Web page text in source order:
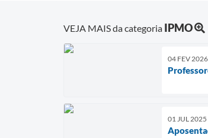
VEJA MAIS da categoria IPMO
04 FEV
01 JUL